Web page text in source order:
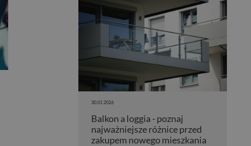
30.01.2026
Balkon a loggia - poznaj
najważniejsze różnice przed
zakupem nowego mieszkania